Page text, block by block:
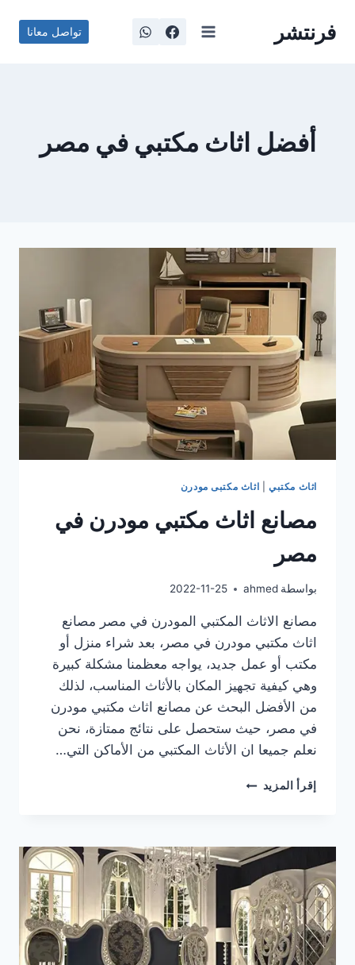
فرنتشر تواصل معانا
أفضل اثاث مكتبي في مصر
اثاث مكتبي| اثاث مكتبى مودرن
مصانع اثاث مكتبي مودرن في
مصر
بواسطة ahmed
2022-11-25
مصانع الاثاث المكتبي المودرن في مصر مصانع
اثاث مكتبي مودرن في مصر، بعد شراء منزل أو
مكتب أو عمل جديد، يواجه معظمنا مشكلة كبيرة
وهي كيفية تجهيز المكان بالأثاث المناسب، لذلك
من الأفضل البحث عن مصانع اثاث مكتبي مودرن
في مصر، حيث ستحصل على نتائج ممتازة، نحن
نعلم جميعا ان الأثاث المكتبي من الأماكن التي…
إقرأ المزيد مصانع
في
مصر